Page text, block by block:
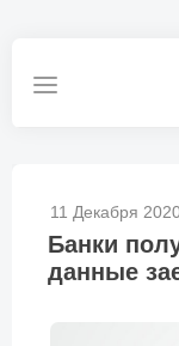
11 Декабря
Банки
данные